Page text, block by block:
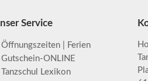
Service
Öffnungszeiten | Ferien
Gutschein-ONLINE
Tanzschul Lexikon